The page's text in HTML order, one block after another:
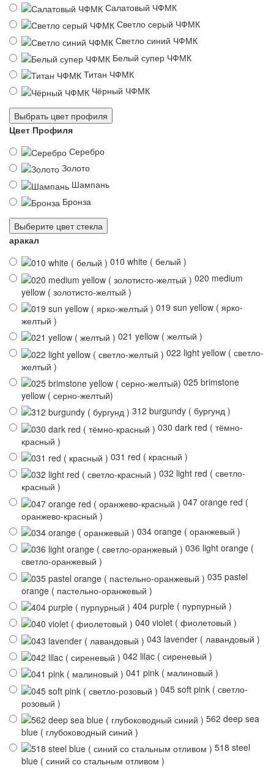
Салатовый ЧФМК
Светло серый ЧФМК
Светло синий ЧФМК
Белый супер ЧФМК
Титан ЧФМК
Чёрный ЧФМК
Выбрать цвет профиля
Цвет Профиля
Серебро
Золото
Шампань
Бронза
Выберите цвет стекла
аракал
010 white ( белый )
020 medium
yellow ( золотисто-желтый )
019 sun yellow ( ярко-
желтый )
021 yellow ( желтый )
022 light yellow ( светло-
желтый )
025 brimstone
yellow ( серно-желтый)
312 burgundy ( бургунд )
030 dark red ( тёмно-
красный )
031 red ( красный )
032 light red ( светло-
красный )
047 orange red (
оранжево-красный )
034 orange ( оранжевый )
036 light orange (
светло-оранжевый )
035 pastel
orange ( пастельно-оранжевый )
404 purple ( пурпурный )
040 violet ( фиолетовый )
043 lavender ( лавандовый )
042 lilac ( сиреневый )
041 pink ( малиновый )
045 soft pink ( светло-
розовый )
562 deep sea
blue ( глубоководный синий )
518 steel
blue ( синий со стальным отливом )